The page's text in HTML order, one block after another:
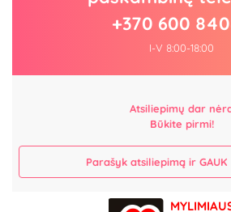
+370 600
I-V 8:00-18:00
Atsiliepimų dar
Būkite pirmi!
Parašyk atsiliepimą ir GAUK